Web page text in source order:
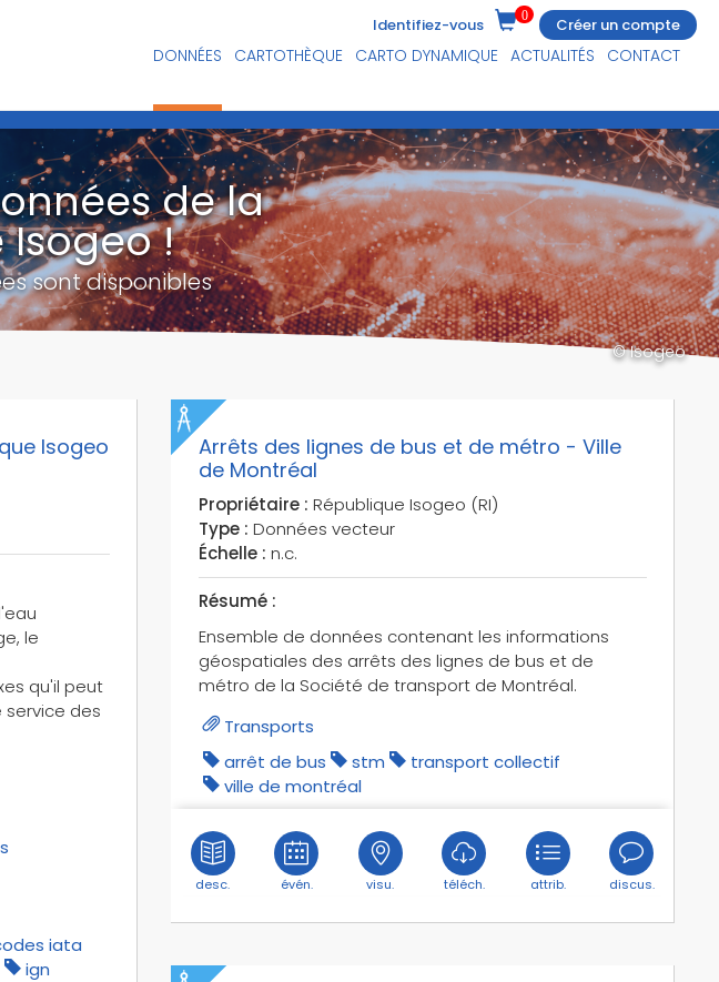
DONNÉES CARTOTHÈQUE CARTO DYNAMIQUE ACTUALITÉS CONTACT
Identifiez-vous
0
Créer un compte
de la
!
sont disponibles
© Isogeo
Isogeo
le
qu'il peut
des
iata
ign
Arrêts des lignes de bus et de métro - Ville
de Montréal
Propriétaire : République Isogeo (RI)
Type : Données vecteur
Échelle : n.c.
Résumé :
Ensemble de données contenant les informations
géospatiales des arrêts des lignes de bus et de
métro de la Société de transport de Montréal.
Transports
arrêt de bus
stm
transport collectif
ville de montréal
desc. évén. visu. téléch. attrib. discus.